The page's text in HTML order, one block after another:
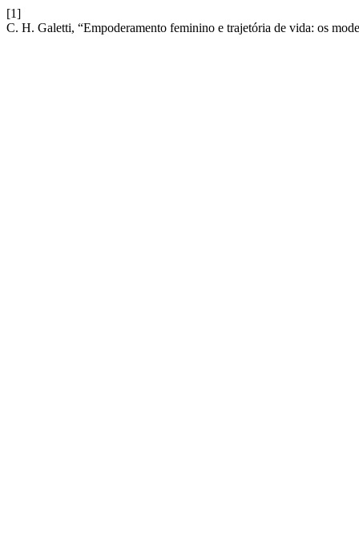
[1]
C. H. Galetti, “Empoderamento feminino e trajetória de vida: os